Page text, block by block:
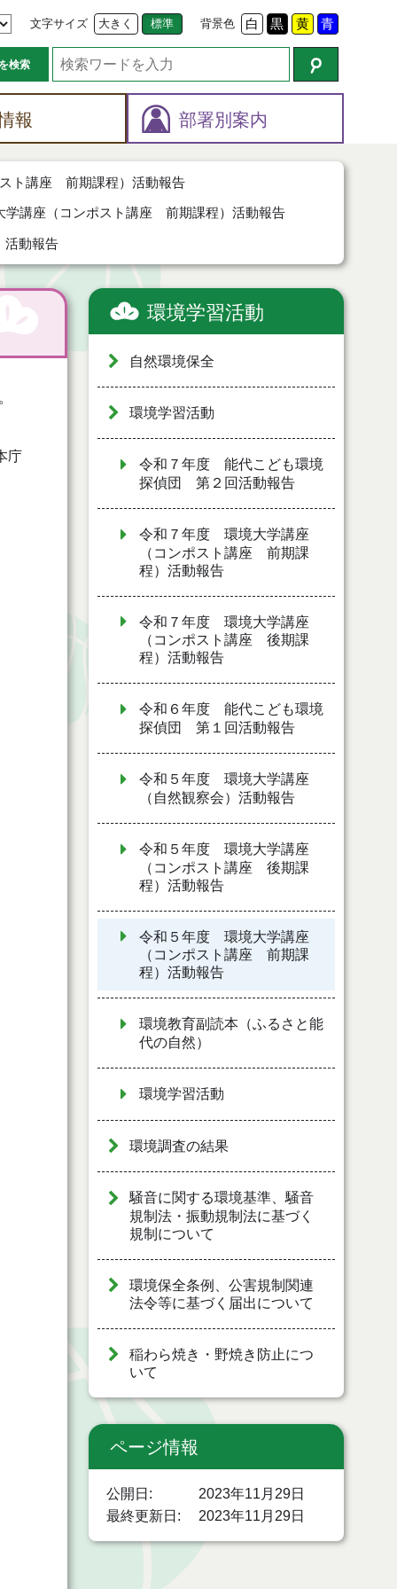
文字サイズ 大きく 標準 背景色 白 黒 黄 青
検索
報 部署別案内
ト講座 前期課程）活動報告
講座（コンポスト講座 前期課程）活動報告
動報告
庁
環境学習活動
自然環境保全
環境学習活動
令和７年度 能代こども環境
探偵団 第２回活動報告
令和７年度 環境大学講座
（コンポスト講座 前期課
程）活動報告
令和７年度 環境大学講座
（コンポスト講座 後期課
程）活動報告
令和６年度 能代こども環境
探偵団 第１回活動報告
令和５年度 環境大学講座
（自然観察会）活動報告
令和５年度 環境大学講座
（コンポスト講座 後期課
程）活動報告
令和５年度 環境大学講座
（コンポスト講座 前期課
程）活動報告
環境教育副読本（ふるさと能
代の自然）
環境学習活動
環境調査の結果
騒音に関する環境基準、騒音
規制法・振動規制法に基づく
規制について
環境保全条例、公害規制関連
法令等に基づく届出について
稲わら焼き・野焼き防止につ
いて
ページ情報
公開日
2023年11月29日
最終更新日
2023年11月29日